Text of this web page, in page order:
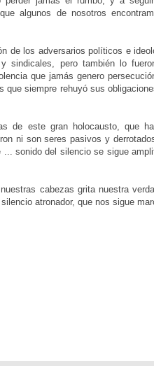
algunos de nosotros
de los adversarios políticos e
sindicales, pero también lo
que jamás genero
siempre rehuyó sus
de este gran holocausto, que
ni son seres pasivos y
sonido del silencio se sigue
cabezas grita nuestra
atronador, que nos sigue